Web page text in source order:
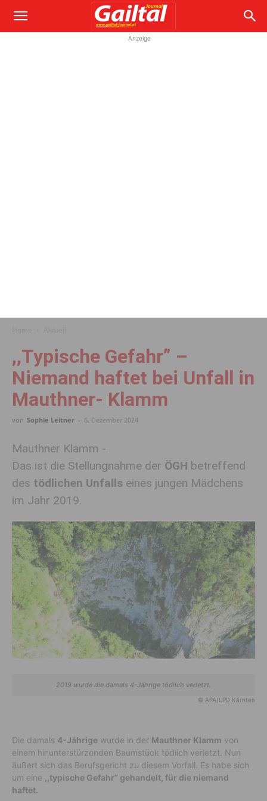
Anzeige
,,Typische Gefahr” –
Niemand haftet bei Unfall in
Mauthner- Klamm
von Sophie Leitner - 6. Dezember 2024
Mauthner Klamm -
Das ist die Stellungnahme der ÖGH betreffend
des tödlichen Unfalls eines jungen Mädchens
im Jahr 2019.
2019 wurde die damals 4-Jährige tödlich verletzt.
© APA/LPD Kärnten
Die damals 4-Jährige wurde in der Mauthner Klamm von
einem hinunterstürzenden Baumstück tödlich verletzt. Nun
äußert sich das Berufsgericht zu diesem Vorfall. Es habe sich
um eine
,,typische Gefahr” gehandelt, für die niemand
haftet.